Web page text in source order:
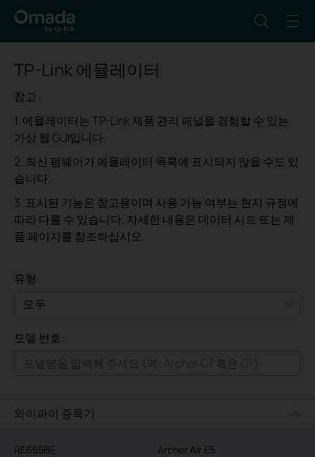
TP-Link 에뮬레이터
참고 :
1. 에뮬레이터는 TP-Link 제품 관리 패널을 경험할 수 있는
가상 웹 GUI입니다.
2. 최신 펌웨어가 에뮬레이터 목록에 표시되지 않을 수도 있
습니다.
3. 표시된 기능은 참고용이며 사용 가능 여부는 현지 규정에
따라 다를 수 있습니다. 자세한 내용은 데이터 시트 또는 제
품 페이지를 참조하십시오.
유형:
모두
기업용
모델 번호:
와이파이 증폭기
RE655BE
Archer Air E5